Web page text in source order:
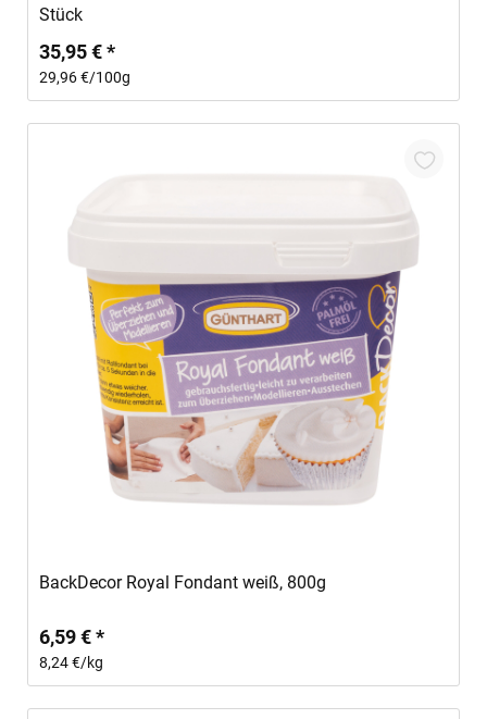
Stück
35,95 € *
29,96 €/100g
BackDecor Royal Fondant weiß, 800g
6,59 € *
8,24 €/kg